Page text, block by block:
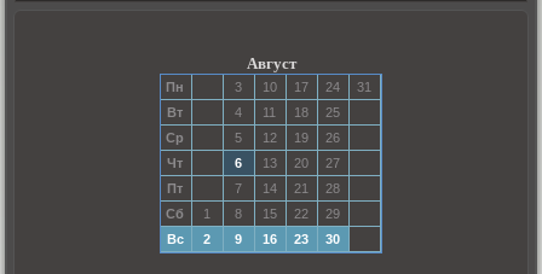
Август
Пн 3 10 17 24
31
Вт
4 11 18
25
Ср
5 12 19
26
Чт
6 13 20
27
Пт
7 14 21
28
Сб
1 8 15 22
29
Вс
2 9 16 23 30